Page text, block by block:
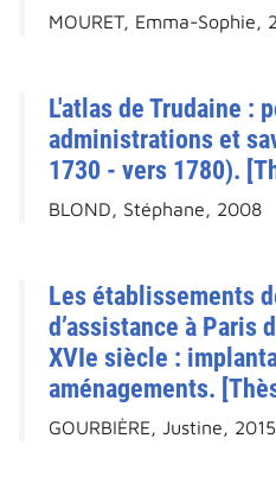
MOURET, Emma-Sophie,
L'atlas de Trudaine :
administrations et
1730 - vers 1780).
BLOND, Stéphane, 2008
Les établissements
d’assistance à Paris
XVIe siècle :
aménagements.
GOURBIÈRE, Justine, 2015